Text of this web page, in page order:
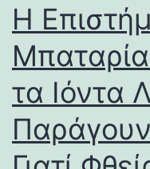
Η
τα Ιόντα